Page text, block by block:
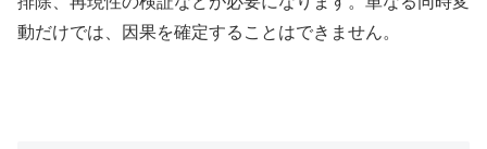
動だけでは、因果を確定することはできません。